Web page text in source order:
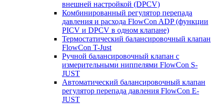
внешней настройкой (DPCV)
Комбинированный регулятор перепада
давления и расхода FlowСon ADP (функции
PICV и DPCV в одном клапане)
Термостатический балансировочный клапан
FlowСon T-Just
Ручной балансировочный клапан с
измерительными ниппелями FlowСon S-
JUST
Автоматический балансировочный клапан
регулятор перепада давления FlowСon E-
JUST